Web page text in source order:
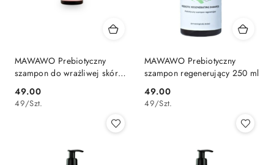
MAWAWO Prebiotyczny
szampon do wrażliwej skóry
głowy od 1 dnia życia 250 ml
Cena:
49.00
49/Szt.
MAWAWO Prebiotyczny
szampon regenerujący 250 ml
Cena:
49.00
49/Szt.